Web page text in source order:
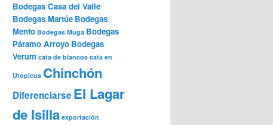
Bodegas Casa del Valle
Bodegas Martúe Bodegas
Mento Bodegas Muga Bodegas
Páramo Arroyo Bodegas
Verum cata de blancos cata en
Utopicus Chinchón
Diferenciarse El Lagar
de Isilla exportación